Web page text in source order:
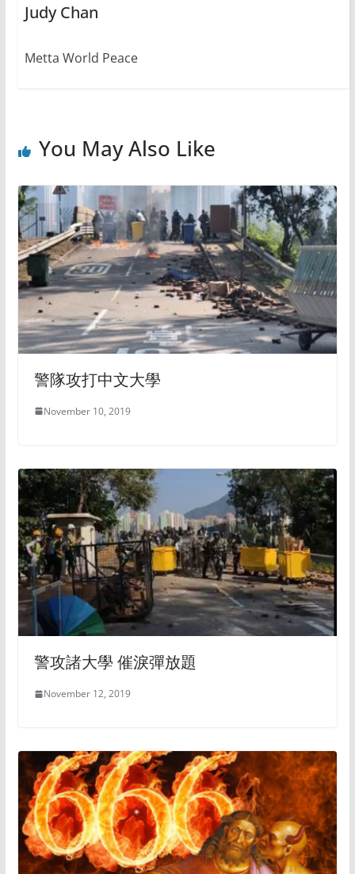
Judy Chan
Metta World Peace
You May Also Like
警隊攻打中文大學
November 10, 2019
警攻諸大學 催淚彈放題
November 12, 2019